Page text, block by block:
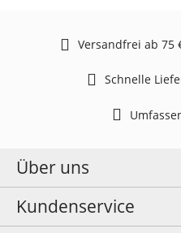
Versandfrei ab 75
Schnelle
Über uns
Kundenservice